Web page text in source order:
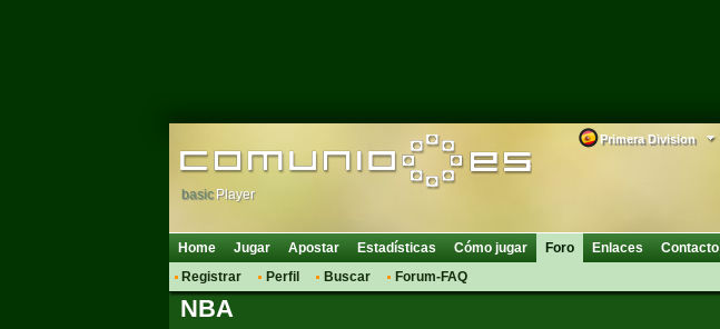
Primera Division
basic Player
Home Jugar Apostar Estadísticas Cómo jugar
Foro
Registrar
Perfil Buscar Forum-FAQ
Enlaces Contacto
NBA